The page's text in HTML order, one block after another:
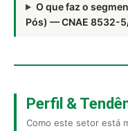
O que faz o
Pós) — CNAE 8532-
Perfil &
Como este setor está